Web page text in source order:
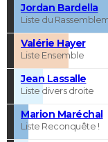
Jordan Bardella
Liste du
Valérie Hayer
Liste Ensemble
Jean Lassalle
Liste divers droite
Marion Maréchal
Liste Reconquête !